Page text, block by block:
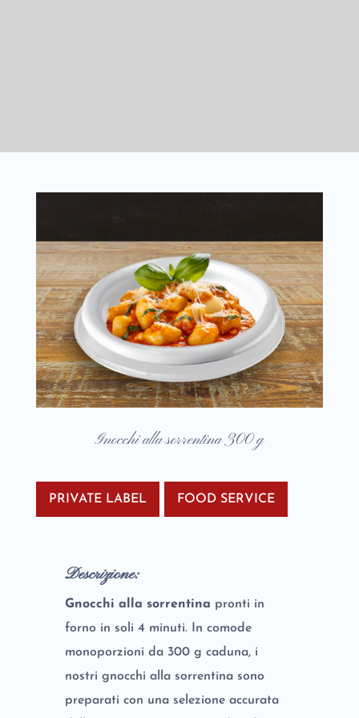
Gnocchi alla sorrentina 300 g
PRIVATE LABEL FOOD SERVICE
Descrizione:
Gnocchi alla sorrentina pronti in
forno in soli 4 minuti. In comode
monoporzioni da 300 g caduna, i
nostri gnocchi alla sorrentina sono
preparati con una selezione accurata